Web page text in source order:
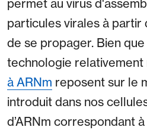
permet au virus
particules virales à
de se propager. Bien que
technologie relativement
à ARNm reposent sur le
introduit dans nos
d’ARNm correspondant